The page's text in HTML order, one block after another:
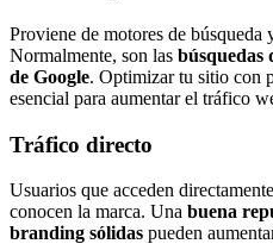
Proviene de motores de búsqueda
Normalmente, son las búsquedas
de Google. Optimizar tu sitio con
esencial para aumentar el tráfico
Tráfico directo
Usuarios que acceden
conocen la marca. Una buena
branding sólidas pueden